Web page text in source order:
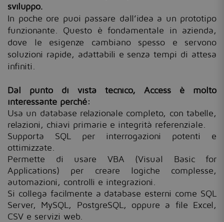
sviluppo.
In poche ore puoi passare dall’idea a un prototipo
funzionante. Questo è fondamentale in azienda,
dove le esigenze cambiano spesso e servono
soluzioni rapide, adattabili e senza tempi di attesa
infiniti.
Dal punto di vista tecnico, Access è molto
interessante perché:
Usa un database relazionale completo, con tabelle,
relazioni, chiavi primarie e integrità referenziale.
Supporta SQL per interrogazioni potenti e
ottimizzate.
Permette di usare VBA (Visual Basic for
Applications) per creare logiche complesse,
automazioni, controlli e integrazioni.
Si collega facilmente a database esterni come SQL
Server, MySQL, PostgreSQL, oppure a file Excel,
CSV e servizi web.